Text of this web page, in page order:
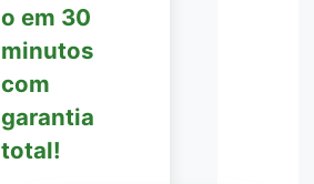
o em 30
minutos
com
garantia
total!